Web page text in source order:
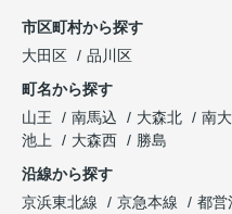
市区町村から探す
大田区
品川区
町名から探す
山王
南馬込 大森北 南
池上
大森西
勝島
沿線から探す
京浜東北線
京急本線 都営